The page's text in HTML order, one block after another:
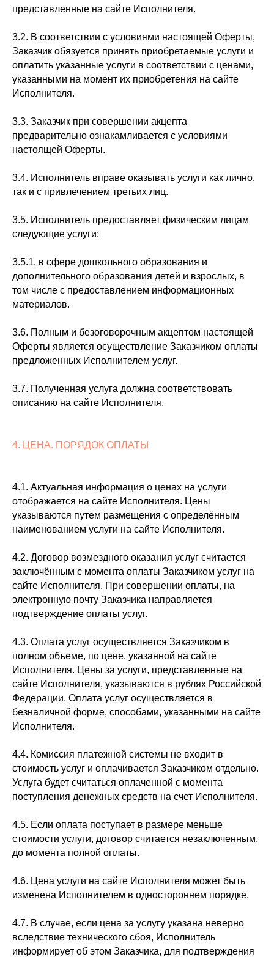
представленные на сайте Исполнителя.
3.2. В соответствии с условиями настоящей Оферты,
Заказчик обязуется принять приобретаемые услуги и
оплатить указанные услуги в соответствии с ценами,
указанными на момент их приобретения на сайте
Исполнителя.
3.3. Заказчик при совершении акцепта
предварительно ознакамливается с условиями
настоящей Оферты.
3.4. Исполнитель вправе оказывать услуги как лично,
так и с привлечением третьих лиц.
3.5. Исполнитель предоставляет физическим лицам
следующие услуги:
3.5.1. в сфере дошкольного образования и
дополнительного образования детей и взрослых, в
том числе с предоставлением информационных
материалов.
3.6. Полным и безоговорочным акцептом настоящей
Оферты является осуществление Заказчиком оплаты
предложенных Исполнителем услуг.
3.7. Полученная услуга должна соответствовать
описанию на сайте Исполнителя.
4. ЦЕНА. ПОРЯДОК ОПЛАТЫ
4.1. Актуальная информация о ценах на услуги
отображается на сайте Исполнителя. Цены
указываются путем размещения с определённым
наименованием услуги на сайте Исполнителя.
4.2. Договор возмездного оказания услуг считается
заключённым с момента оплаты Заказчиком услуг на
сайте Исполнителя. При совершении оплаты, на
электронную почту Заказчика направляется
подтверждение оплаты услуг.
4.3. Оплата услуг осуществляется Заказчиком в
полном объеме, по цене, указанной на сайте
Исполнителя. Цены за услуги, представленные на
сайте Исполнителя, указываются в рублях Российской
Федерации. Оплата услуг осуществляется в
безналичной форме, способами, указанными на сайте
Исполнителя.
4.4. Комиссия платежной системы не входит в
стоимость услуг и оплачивается Заказчиком отдельно.
Услуга будет считаться оплаченной с момента
поступления денежных средств на счет Исполнителя.
4.5. Если оплата поступает в размере меньше
стоимости услуги, договор считается незаключенным,
до момента полной оплаты.
4.6. Цена услуги на сайте Исполнителя может быть
изменена Исполнителем в одностороннем порядке.
4.7. В случае, если цена за услугу указана неверно
вследствие технического сбоя, Исполнитель
информирует об этом Заказчика, для подтверждения